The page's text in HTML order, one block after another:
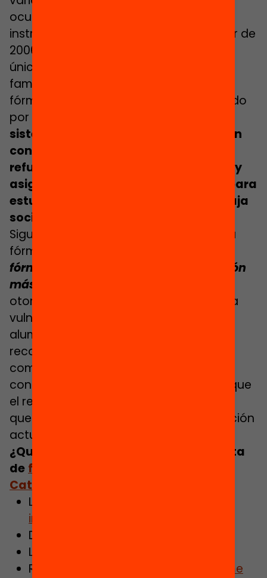
ocupación de los padres, a su nivel
instructivo y a su país de origen. A partir de
2006, la fórmula se simplifica y parte
únicamente del nivel instructivo de las
familias, en parte para eliminar de la
fórmula el factor migratorio, cuestionado
por razones de carácter político.
sistema de financiación disfruta de un
consenso político relevante, lo que
refuerza su componente de equidad, y
asigna casi el doble de financiación para
estudiantes en situación de desventaja
social
Siguiendo el ejemplo de estos países, la
fórmula propuesta en el informe
fórmula de la equidad. Una financiación
más justa de los centros educativos
otorga una importancia destacada a la
vulnerabilidad social y académica del
alumnado del centro. De este modo,
reconoce que los centros de mayor
complejidad, ya sean públicos o
concertados, necesitan más recursos que
el resto, y también más recursos de los
que reciben con el sistema de financiación
actual.
¿Quieres saber más sobre la propuesta
de fin
Catalu
Lee
informe
Descarga
Lee
Recupera
la presentación del informe